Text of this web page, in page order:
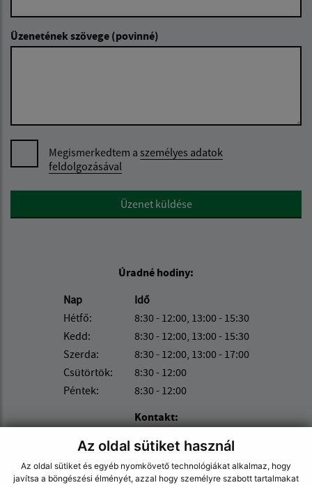
Az oldal sütiket használ
Az oldal sütiket és egyéb nyomkövető technológiákat alkalmaz, hogy
javítsa a böngészési élményét, azzal hogy személyre szabott tartalmakat
Üzenetének szövege (povinné)
Megismerkedtem a személyes adatok
feldolgozásával
Google reCaptcha ResponseÜzenet küldése
Úradné hodiny:
Nap
Idő
Hétfő:
8:30 - 12:00, 13:00 - 15:30
Kedd:
8:30 - 12:00, 13:00 - 15:30
Szerda:
8:30 - 12:00, 13:00 - 17:00
Csütörtök:
8:30 - 12:00
Péntek:
8:30 - 12:00
Kontakt:
Obec (Kisgéres)
Obecný úrad (Kisgéres)
Družstevná 233